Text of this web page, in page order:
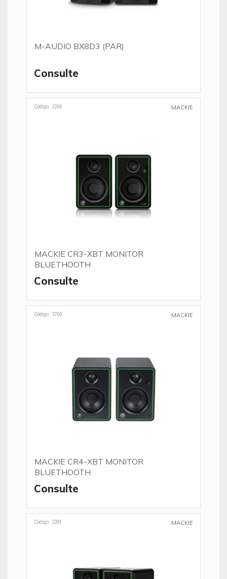
M-AUDIO BX8D3 (PAR)
Consulte
Código: 2204 MACKIE
MACKIE CR3-XBT MONITOR
BLUETHOOTH
Consulte
Código: 3700 MACKIE
MACKIE CR4-XBT MONITOR
BLUETHOOTH
Consulte
Código: 2381 MACKIE